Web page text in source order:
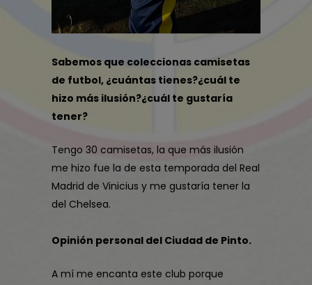
Sabemos que coleccionas camisetas
de futbol, ¿cuántas tienes?¿cuál te
hizo más ilusión?¿cuál te gustaría
tener?
Tengo 30 camisetas, la que más ilusión
me hizo fue la de esta temporada del Real
Madrid de Vinicius y me gustaría tener la
del Chelsea.
Opinión personal del Ciudad de Pinto.
A mí me encanta este club porque